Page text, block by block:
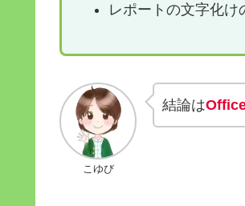
レポートの文字化け
こゆび
結論は